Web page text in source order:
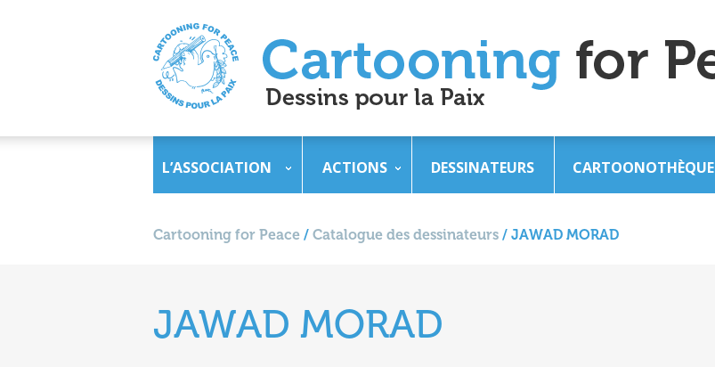
L’ASSOCIATION ACTIONS DESSINATEURS CARTOONOTHÈQUE
Cartooning for Peace / Catalogue des dessinateurs / JAWAD MORAD
JAWAD MORAD